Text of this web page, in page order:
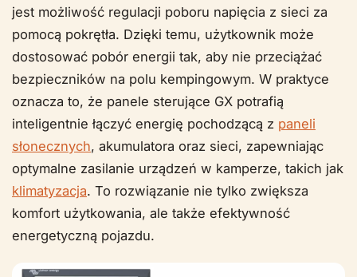
jest możliwość regulacji poboru napięcia z sieci za
pomocą pokrętła. Dzięki temu, użytkownik może
dostosować pobór energii tak, aby nie przeciążać
bezpieczników na polu kempingowym. W praktyce
oznacza to, że panele sterujące GX potrafią
inteligentnie łączyć energię pochodzącą z paneli
słonecznych, akumulatora oraz sieci, zapewniając
optymalne zasilanie urządzeń w kamperze, takich jak
klimatyzacja. To rozwiązanie nie tylko zwiększa
komfort użytkowania, ale także efektywność
energetyczną pojazdu.